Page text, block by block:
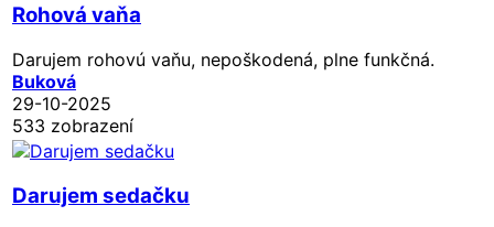
Rohová vaňa
Darujem rohovú vaňu, nepoškodená, plne funkčná.
Buková
29-10-2025
533 zobrazení
Darujem sedačku